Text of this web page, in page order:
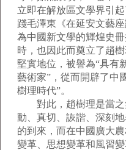
立即在解放區文學界引
踐毛澤東《在延安文藝
為中國新文學的輝煌史
時，也因此而奠立了趙
堅實地位，被譽為“具有
藝術家”，從而開辟了中
樹理時代”。
對此，趙樹理是當之
動、真切、詼諧、深刻
的到來，而在中國廣大
變革、思想變革和風習